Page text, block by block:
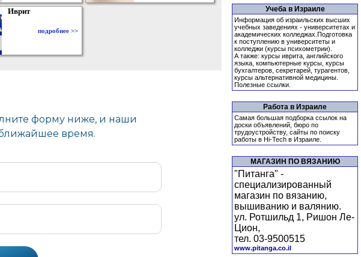
Иврит
подробнее >>
Учеба в Израиле
Информация об израильских высших
учебных заведениях - университетах и
академических колледжах.Подготовка
к поступлению в университеты и
колледжи (курсы психометрии).
А также: курсы иврита, английского
языка, компьютерные курсы, курсы
бухгалтеров, секретарей, турагентов,
курсы альтернативной медицины.
Полезные ссылки.
Работа в Израиле
Самая большая подборка ссылок на
доски объявлений, бюро по
трудоустройству, сайты по поиску
работы в Hi-Tech в Израиле.
МАГАЗИН ПО ВЯЗАНИЮ
"Питанга" -
специализированный
магазин по вязанию,
вышиванию и валянию.
ул. Ротшильд 1, Ришон Ле-
Цион,
тел. 03-9500515
www.pitanga.co.il